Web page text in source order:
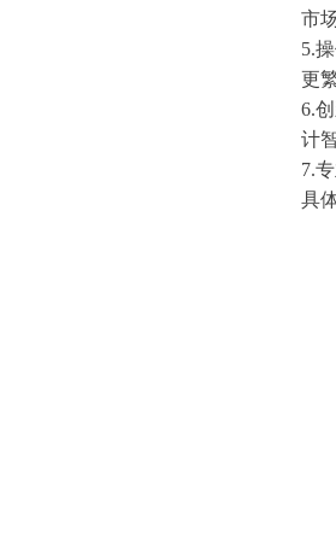
市
5.
更
6.
计
7.
具